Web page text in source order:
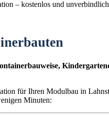
– kostenlos und
für Ihren Modulbau in
Minuten: